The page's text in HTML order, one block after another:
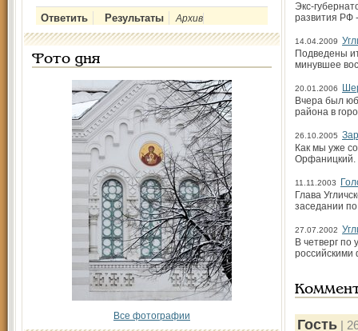
Архив
Фото дня
Все фотографии
Экс-
развития РФ
14.04.2009
Подведены
минувшее
20.01.2006
Вчера был
района в
26.10.2005
Как мы уже
Орфаницкий.
11.11.2003
Глава
заседании
27.07.2002
В четверг по
российскими
Гость |